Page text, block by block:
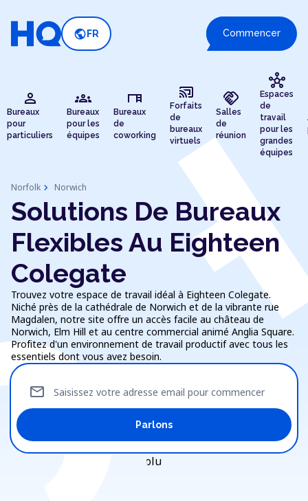
public FR Commencer
person
Bureaux
pour
particuliers
groups
Bureaux
pour les
équipes
desk
Bureaux
de
coworking
cast_connected
Forfaits
de
bureaux
virtuels
handshake
Salles
de
réunion
hub
Espaces
de
travail
pour les
grandes
équipes
Norfolk chevron_right Norwich
Solutions De Bureaux
Flexibles Au Eighteen
Colegate
Trouvez votre espace de travail idéal à Eighteen Colegate.
Niché près de la cathédrale de Norwich et de la vibrante rue
Magdalen, notre site offre un accès facile au château de
Norwich, Elm Hill et au centre commercial animé Anglia Square.
Profitez d'un environnement de travail productif avec tous les
essentiels dont vous avez besoin.
Saisissez votre adresse email pour commencer
mail
Parlons